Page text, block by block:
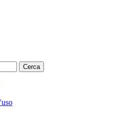
Cerca